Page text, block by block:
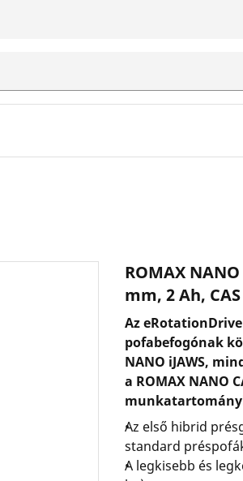
ROMAX
mm, 2 Ah, CAS
Az
pofabefogónak
NANO iJAWS,
a ROMAX NANO
Az első hibrid
standard
A legkisebb és